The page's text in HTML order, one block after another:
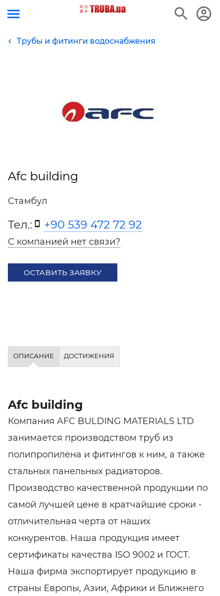
Трубы и фитинги водоснабжения
Afc building
Стамбул
Тел.: +90 539 472 72 92
С компанией нет связи?
ОСТАВИТЬ ЗАЯВКУ
ОПИСАНИЕ ДОСТИЖЕНИЯ
Afc building
Компания AFC BULDING MATERIALS LTD
занимается производством труб из
полипропилена и фитингов к ним, а также
стальных панельных радиаторов.
Производство качественной продукции по
самой лучшей цене в кратчайшие сроки -
отличительная черта от наших
конкурентов. Наша продукция имеет
сертификаты качества ISO 9002 и ГОСТ.
Наша фирма экспортирует продукцию в
страны Европы, Азии, Африки и Ближнего